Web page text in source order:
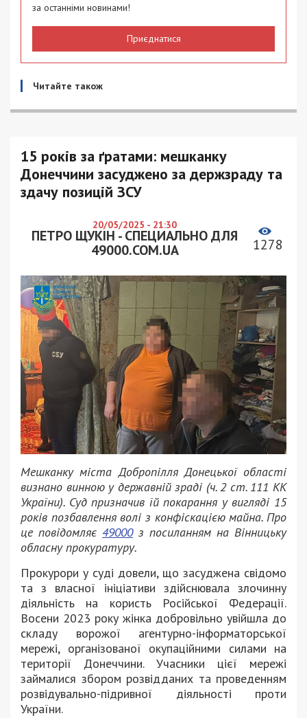
за останніми новинами!
Приєднатися
Читайте також
15 років за ґратами: мешканку
Донеччини засуджено за держзраду та
здачу позицій ЗСУ
20/05/2025 - 21:30
ПЕТРО ЩУКІН - СПЕЦИАЛЬНО ДЛЯ
49000.COM.UA
1278
Мешканку міста Добропілля Донецької області
визнано винною у державній зраді (ч. 2 ст. 111 КК
України). Суд призначив їй покарання у вигляді 15
років позбавлення волі з конфіскацією майна. Про
це повідомляє 49000з посиланням на Вінницьку
обласну прокуратуру.
Прокурори у суді довели, що засуджена свідомо
та з власної ініціативи здійснювала злочинну
діяльність на користь Російської Федерації.
Восени 2023 року жінка добровільно увійшла до
складу ворожої агентурно-інформаторської
мережі, організованої окупаційними силами на
території Донеччини. Учасники цієї мережі
займалися збором розвідданих та проведенням
розвідувально-підривної діяльності проти
України.